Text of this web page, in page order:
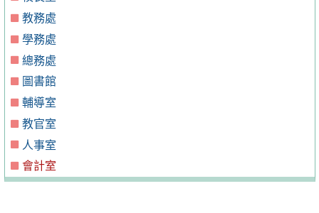
教務處
學務處
總務處
圖書館
輔導室
教官室
人事室
會計室